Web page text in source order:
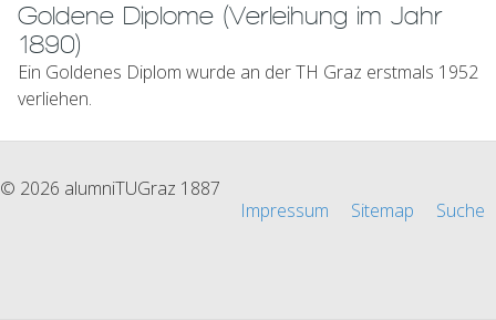
Goldene Diplome (Verleihung im Jahr
1890)
Ein Goldenes Diplom wurde an der TH Graz erstmals 1952
verliehen.
© 2026 alumniTUGraz 1887
Impressum
Sitemap Suche